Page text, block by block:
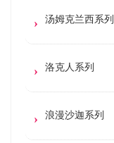
汤姆克兰西系列
洛克人系列
浪漫沙迦系列